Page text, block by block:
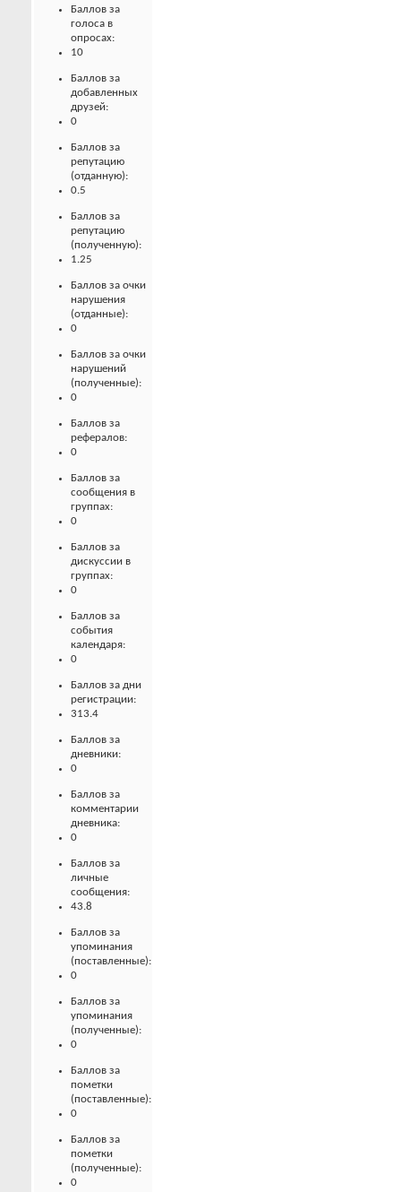
Баллов за
голоса в
опросах:
10
Баллов за
добавленных
друзей:
0
Баллов за
репутацию
(отданную):
0.5
Баллов за
репутацию
(полученную):
1.25
Баллов за очки
нарушения
(отданные):
0
Баллов за очки
нарушений
(полученные):
0
Баллов за
рефералов:
0
Баллов за
сообщения в
группах:
0
Баллов за
дискуссии в
группах:
0
Баллов за
события
календаря:
0
Баллов за дни
регистрации:
313.4
Баллов за
дневники:
0
Баллов за
комментарии
дневника:
0
Баллов за
личные
сообщения:
43.8
Баллов за
упоминания
(поставленные):
0
Баллов за
упоминания
(полученные):
0
Баллов за
пометки
(поставленные):
0
Баллов за
пометки
(полученные):
0